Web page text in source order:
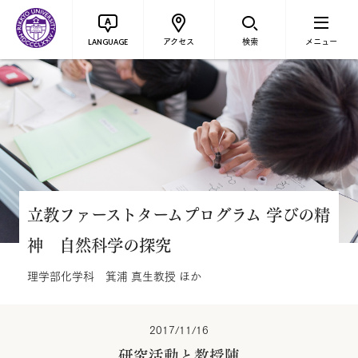
LANGUAGE アクセス 検索 メニュー
立教ファーストタームプログラム 学びの精
神 自然科学の探究
理学部化学科 箕浦 真生教授 ほか
2017/11/16